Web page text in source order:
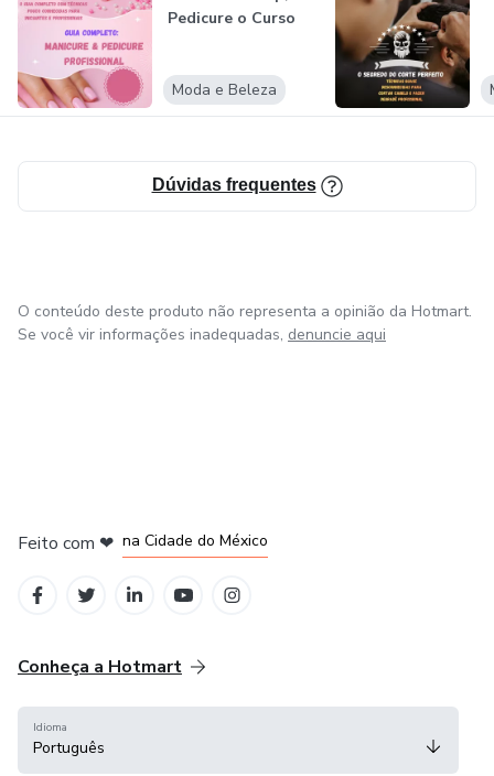
Pedicure o Curso
Moda e Beleza
Dúvidas frequentes
O conteúdo deste produto não representa a opinião da Hotmart.
Se você vir informações inadequadas, denuncie aqui
Feito com ❤ na Cidade do México
Conheça a Hotmart
Idioma
Português